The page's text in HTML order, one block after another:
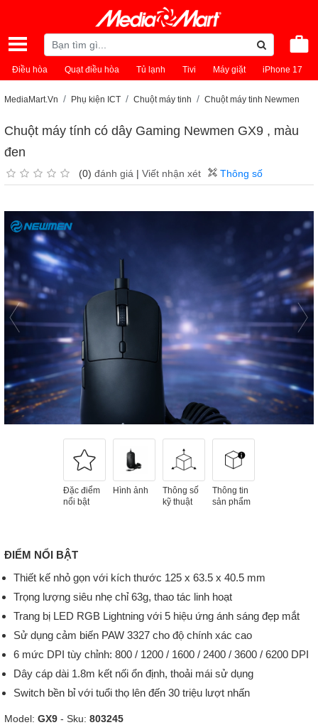
Điều hòa Quạt điều hòa Tủ lạnh Tivi Máy giặt iPhone 17
MediaMart.Vn Phụ kiện ICT Chuột máy tinh Chuột máy tinh Newmen
Chuột máy tính có dây Gaming Newmen GX9 , màu
đen
(0) đánh giá | Viết nhận xét Thông số
Đặc điểm
nổi bật
Hình ảnh
Thông số
kỹ thuật
Thông tin
sản phẩm
ĐIỂM NỔI BẬT
Thiết kế nhỏ gọn với kích thước 125 x 63.5 x 40.5 mm
Trọng lượng siêu nhẹ chỉ 63g, thao tác linh hoạt
Trang bị LED RGB Lightning với 5 hiệu ứng ánh sáng đẹp mắt
Sử dụng cảm biến PAW 3327 cho độ chính xác cao
6 mức DPI tùy chỉnh: 800 / 1200 / 1600 / 2400 / 3600 / 6200 DPI
Dây cáp dài 1.8m kết nối ổn định, thoải mái sử dụng
Switch bền bỉ với tuổi thọ lên đến 30 triệu lượt nhấn
Model: GX9 - Sku: 803245